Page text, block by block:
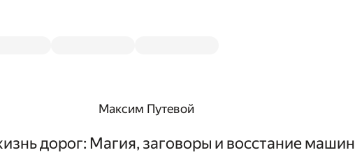
Максим Путевой
дорог: Магия, заговоры и восстание машин